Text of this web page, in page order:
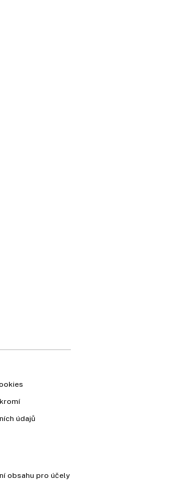
údajů
obsahu pro účely